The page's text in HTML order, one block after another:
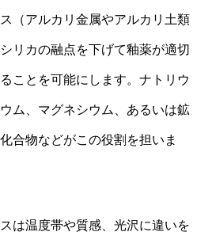
（アルカリ金属やアルカリ土類
リカの融点を下げて釉薬が適切
ことを可能にします。ナトリウ
ム、マグネシウム、あるいは鉱
合物などがこの役割を担いま
は温度帯や質感、光沢に違いを